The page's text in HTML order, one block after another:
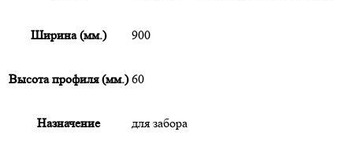
Ширина (мм.) 900
Высота профиля (мм.) 60
Назначение для забора